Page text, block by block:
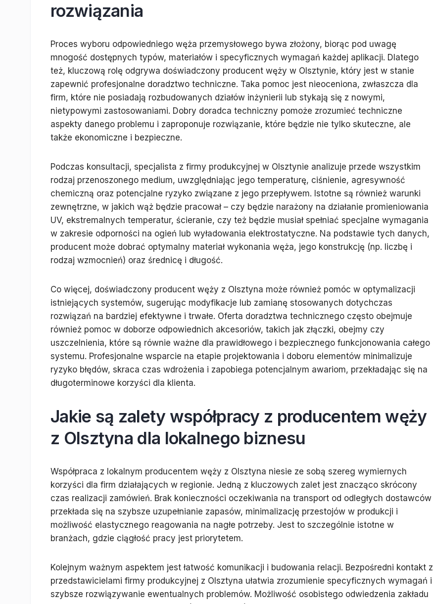
rozwiązania
Proces wyboru odpowiedniego węża przemysłowego bywa złożony, biorąc pod uwagę
mnogość dostępnych typów, materiałów i specyficznych wymagań każdej aplikacji. Dlatego
też, kluczową rolę odgrywa doświadczony producent węży w Olsztynie, który jest w stanie
zapewnić profesjonalne doradztwo techniczne. Taka pomoc jest nieoceniona, zwłaszcza dla
firm, które nie posiadają rozbudowanych działów inżynierii lub stykają się z nowymi,
nietypowymi zastosowaniami. Dobry doradca techniczny pomoże zrozumieć techniczne
aspekty danego problemu i zaproponuje rozwiązanie, które będzie nie tylko skuteczne, ale
także ekonomiczne i bezpieczne.
Podczas konsultacji, specjalista z firmy produkcyjnej w Olsztynie analizuje przede wszystkim
rodzaj przenoszonego medium, uwzględniając jego temperaturę, ciśnienie, agresywność
chemiczną oraz potencjalne ryzyko związane z jego przepływem. Istotne są również warunki
zewnętrzne, w jakich wąż będzie pracował – czy będzie narażony na działanie promieniowania
UV, ekstremalnych temperatur, ścieranie, czy też będzie musiał spełniać specjalne wymagania
w zakresie odporności na ogień lub wyładowania elektrostatyczne. Na podstawie tych danych,
producent może dobrać optymalny materiał wykonania węża, jego konstrukcję (np. liczbę i
rodzaj wzmocnień) oraz średnicę i długość.
Co więcej, doświadczony producent węży z Olsztyna może również pomóc w optymalizacji
istniejących systemów, sugerując modyfikacje lub zamianę stosowanych dotychczas
rozwiązań na bardziej efektywne i trwałe. Oferta doradztwa technicznego często obejmuje
również pomoc w doborze odpowiednich akcesoriów, takich jak złączki, obejmy czy
uszczelnienia, które są równie ważne dla prawidłowego i bezpiecznego funkcjonowania całego
systemu. Profesjonalne wsparcie na etapie projektowania i doboru elementów minimalizuje
ryzyko błędów, skraca czas wdrożenia i zapobiega potencjalnym awariom, przekładając się na
długoterminowe korzyści dla klienta.
Jakie są zalety współpracy z producentem węży
z Olsztyna dla lokalnego biznesu
Współpraca z lokalnym producentem węży z Olsztyna niesie ze sobą szereg wymiernych
korzyści dla firm działających w regionie. Jedną z kluczowych zalet jest znacząco skrócony
czas realizacji zamówień. Brak konieczności oczekiwania na transport od odległych dostawców
przekłada się na szybsze uzupełnianie zapasów, minimalizację przestojów w produkcji i
możliwość elastycznego reagowania na nagłe potrzeby. Jest to szczególnie istotne w
branżach, gdzie ciągłość pracy jest priorytetem.
Kolejnym ważnym aspektem jest łatwość komunikacji i budowania relacji. Bezpośredni kontakt z
przedstawicielami firmy produkcyjnej z Olsztyna ułatwia zrozumienie specyficznych wymagań i
szybsze rozwiązywanie ewentualnych problemów. Możliwość osobistego odwiedzenia zakładu